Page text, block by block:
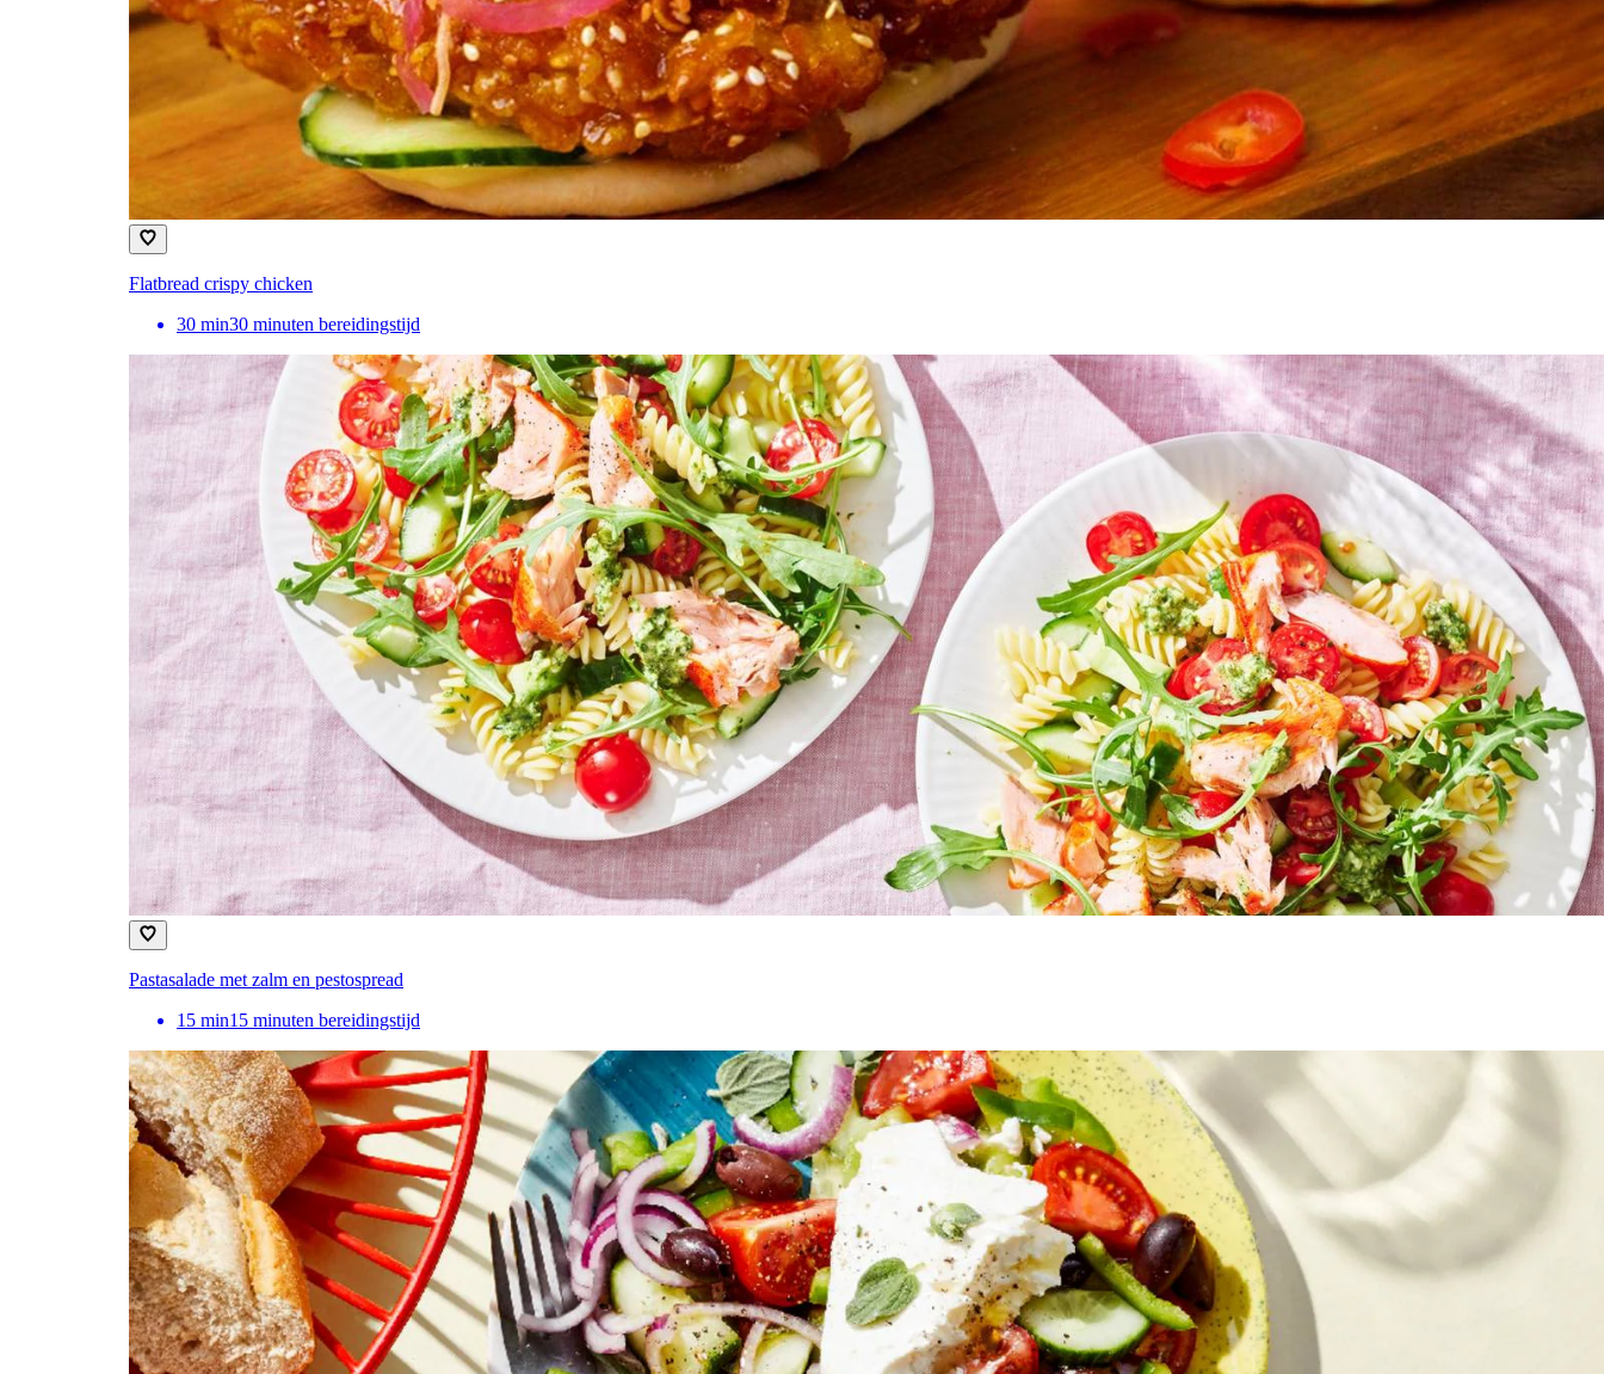
Flatbread crispy chicken
30 min30 minuten bereidingstijd
Pastasalade met zalm en pestospread
15 min15 minuten bereidingstijd